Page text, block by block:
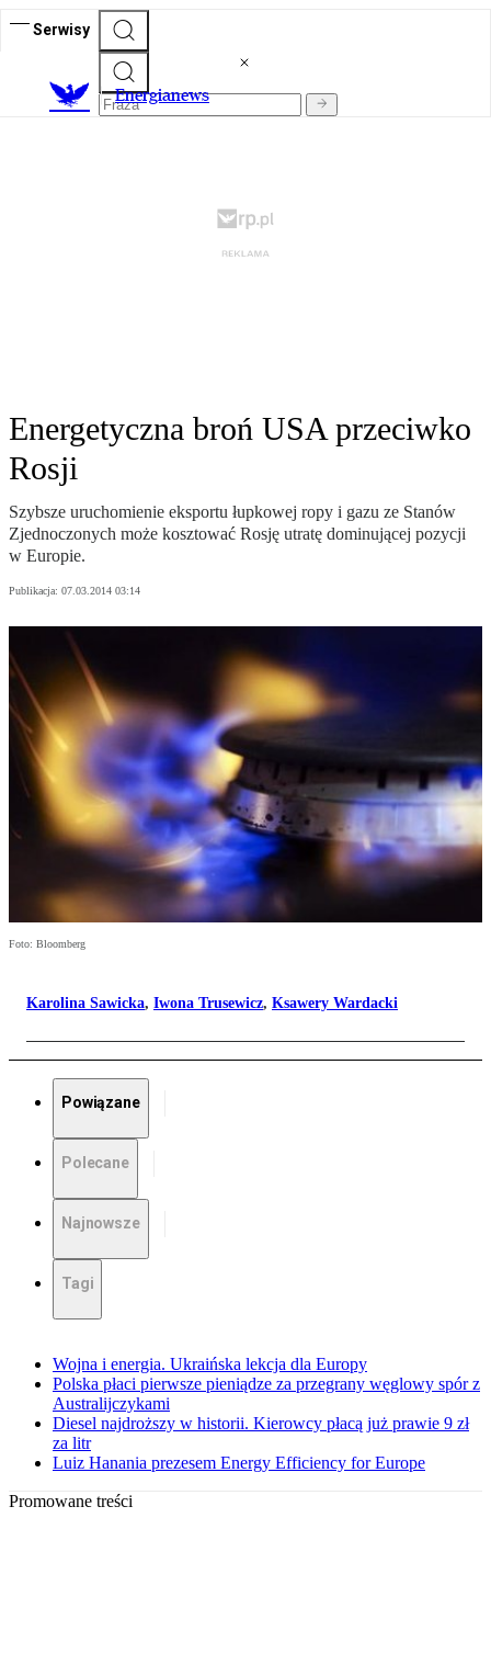
Serwisy
Energianews
Energetyczna broń USA przeciwko
Rosji
Szybsze uruchomienie eksportu łupkowej ropy i gazu ze Stanów
Zjednoczonych może kosztować Rosję utratę dominującej pozycji
w Europie.
Publikacja: 07.03.2014 03:14
Foto: Bloomberg
Karolina Sawicka, Iwona Trusewicz, Ksawery Wardacki
Powiązane
Polecane
Najnowsze
Tagi
Wojna i energia. Ukraińska lekcja dla Europy
Polska płaci pierwsze pieniądze za przegrany węglowy spór z
Australijczykami
Diesel najdroższy w historii. Kierowcy płacą już prawie 9 zł
za litr
Luiz Hanania prezesem Energy Efficiency for Europe
Promowane treści